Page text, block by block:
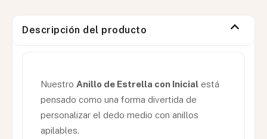
Descripción del producto
Nuestro Anillo de Estrella con Inicial está
pensado como una forma divertida de
personalizar el dedo medio con anillos
apilables.